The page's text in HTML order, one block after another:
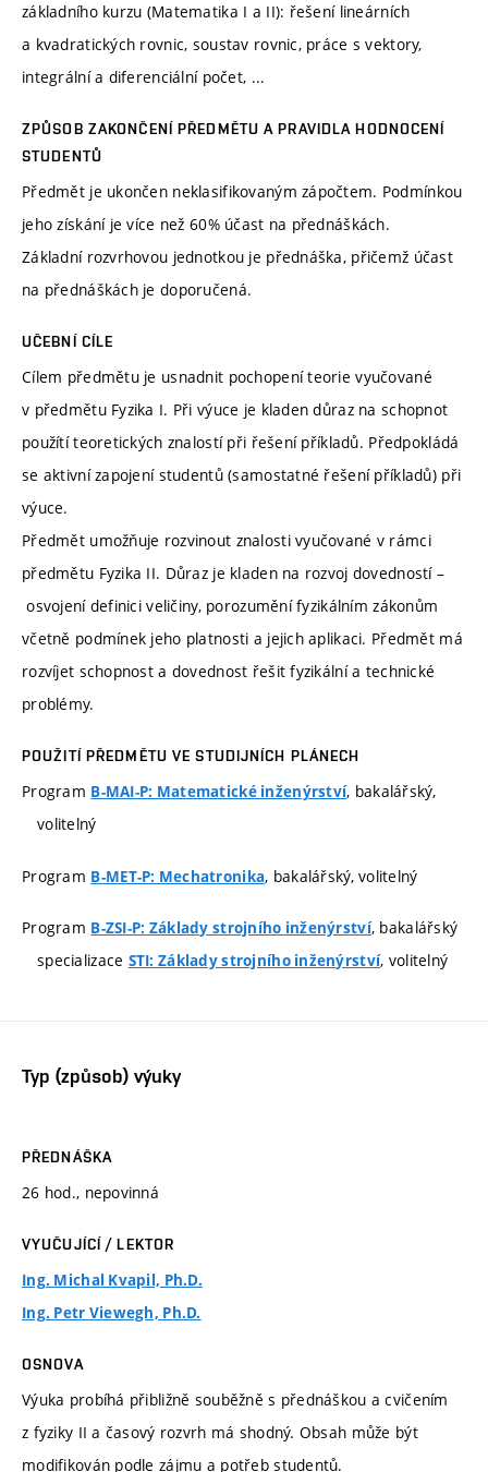
základního kurzu (Matematika I a II): řešení lineárních
a kvadratických rovnic, soustav rovnic, práce s vektory,
integrální a diferenciální počet, ...
ZPŮSOB ZAKONČENÍ PŘEDMĚTU A PRAVIDLA HODNOCENÍ
STUDENTŮ
Předmět je ukončen neklasifikovaným zápočtem. Podmínkou
jeho získání je více než 60% účast na přednáškách.
Základní rozvrhovou jednotkou je přednáška, přičemž účast
na přednáškách je doporučená.
UČEBNÍ CÍLE
Cílem předmětu je usnadnit pochopení teorie vyučované
v předmětu Fyzika I. Při výuce je kladen důraz na schopnot
použítí teoretických znalostí při řešení příkladů. Předpokládá
se aktivní zapojení studentů (samostatné řešení příkladů) při
výuce.
Předmět umožňuje rozvinout znalosti vyučované v rámci
předmětu Fyzika II. Důraz je kladen na rozvoj dovedností –
osvojení definici veličiny, porozumění fyzikálním zákonům
včetně podmínek jeho platnosti a jejich aplikaci. Předmět má
rozvíjet schopnost a dovednost řešit fyzikální a technické
problémy.
POUŽITÍ PŘEDMĚTU VE STUDIJNÍCH PLÁNECH
Program B-MAI-P: Matematické inženýrství, bakalářský,
volitelný
Program B-MET-P: Mechatronika, bakalářský, volitelný
Program B-ZSI-P: Základy strojního inženýrství, bakalářský
specializace STI: Základy strojního inženýrství, volitelný
Typ (způsob) výuky
PŘEDNÁŠKA
26 hod., nepovinná
VYUČUJÍCÍ / LEKTOR
Ing. Michal Kvapil, Ph.D.
Ing. Petr Viewegh, Ph.D.
OSNOVA
Výuka probíhá přibližně souběžně s přednáškou a cvičením
z fyziky II a časový rozvrh má shodný. Obsah může být
modifikován podle zájmu a potřeb studentů.